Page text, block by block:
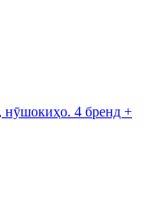
нӯшокиҳо. 4 бренд +